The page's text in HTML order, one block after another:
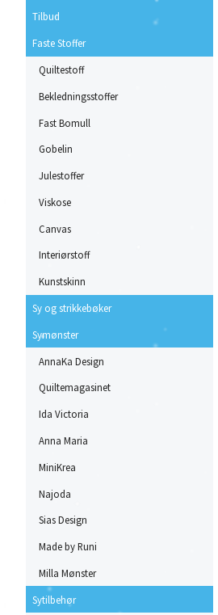
Tilbud
Faste Stoffer
Quiltestoff
Bekledningsstoffer
Fast Bomull
Gobelin
Julestoffer
Viskose
Canvas
Interiørstoff
Kunstskinn
Sy og strikkebøker
Symønster
AnnaKa Design
Quiltemagasinet
Ida Victoria
Anna Maria
MiniKrea
Najoda
Sias Design
Made by Runi
Milla Mønster
Sytilbehør